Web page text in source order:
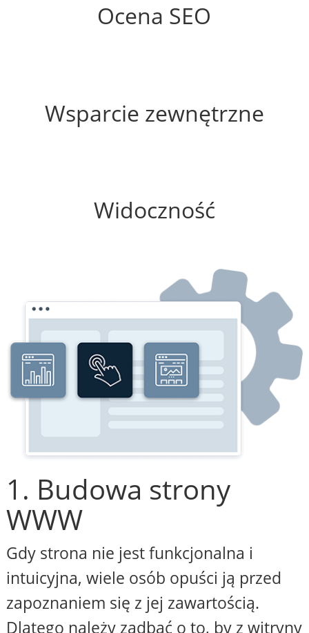
Ocena SEO
Wsparcie zewnętrzne
Widoczność
1. Budowa strony
WWW
Gdy strona nie jest funkcjonalna i
intuicyjna, wiele osób opuści ją przed
zapoznaniem się z jej zawartością.
Dlatego należy zadbać o to, by z witryny